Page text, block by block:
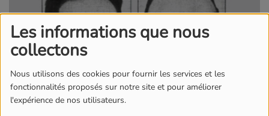
Les informations que nous
collectons
Nous utilisons des cookies pour fournir les services et les
fonctionnalités proposés sur notre site et pour améliorer
l'expérience de nos utilisateurs.